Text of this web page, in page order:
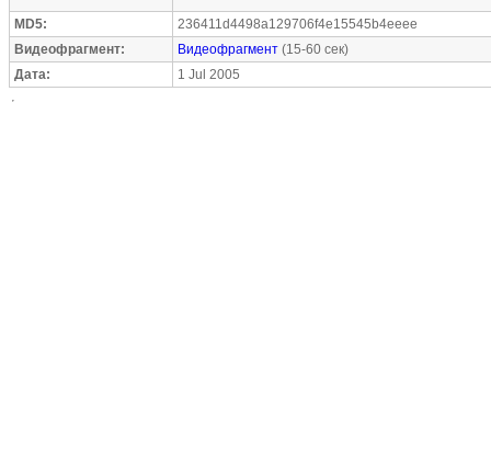
MD5:
236411d4498a129706f4e15545b4eeee
Видеофрагмент:
Видеофрагмент (15-60 сек)
Дата:
1 Jul 2005